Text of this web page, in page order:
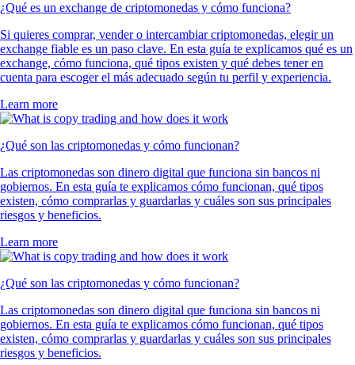
¿Qué es un exchange de criptomonedas y cómo funciona?
Si quieres comprar, vender o intercambiar criptomonedas, elegir un
exchange fiable es un paso clave. En esta guía te explicamos qué es un
exchange, cómo funciona, qué tipos existen y qué debes tener en
cuenta para escoger el más adecuado según tu perfil y experiencia.
Learn more
¿Qué son las criptomonedas y cómo funcionan?
Las criptomonedas son dinero digital que funciona sin bancos ni
gobiernos. En esta guía te explicamos cómo funcionan, qué tipos
existen, cómo comprarlas y guardarlas y cuáles son sus principales
riesgos y beneficios.
Learn more
¿Qué son las criptomonedas y cómo funcionan?
Las criptomonedas son dinero digital que funciona sin bancos ni
gobiernos. En esta guía te explicamos cómo funcionan, qué tipos
existen, cómo comprarlas y guardarlas y cuáles son sus principales
riesgos y beneficios.